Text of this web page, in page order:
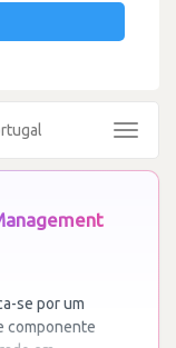
Toggle
se por um
componente